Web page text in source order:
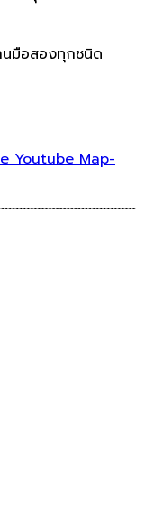
นมือสองทุกชนิด
Youtube Map-